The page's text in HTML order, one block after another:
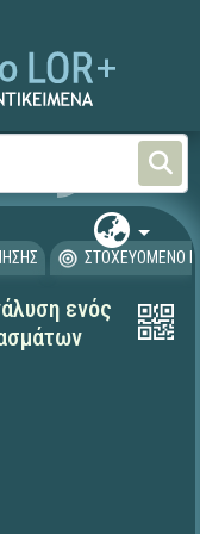
ΣΤΟΧΕΥΟΜΕΝΟ
ενός